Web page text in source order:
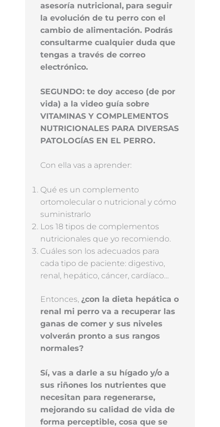
asesoría nutricional, para seguir
la evolución de tu perro con el
cambio de alimentación. Podrás
consultarme cualquier duda que
tengas a través de correo
electrónico.
SEGUNDO: te doy acceso (de por
vida) a la video guía sobre
VITAMINAS Y COMPLEMENTOS
NUTRICIONALES PARA DIVERSAS
PATOLOGÍAS EN EL PERRO.
Con ella vas a aprender:
Qué es un complemento
ortomolecular o nutricional y cómo
suministrarlo
Los 18 tipos de complementos
nutricionales que yo recomiendo.
Cuáles son los adecuados para
cada tipo de paciente: digestivo,
renal, hepático, cáncer, cardíaco…
Entonces, ¿con la dieta hepática o
renal mi perro va a recuperar las
ganas de comer y sus niveles
volverán pronto a sus rangos
normales?
Sí, vas a darle a su hígado y/o a
sus riñones los nutrientes que
necesitan para regenerarse,
mejorando su calidad de vida de
forma perceptible, cosa que se